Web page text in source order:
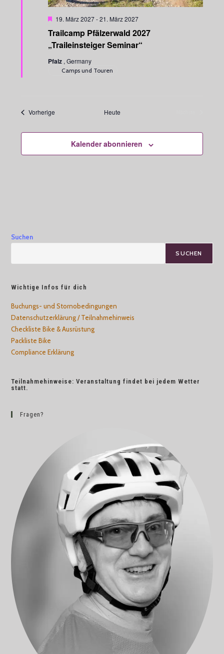
Trailcamp Pfälzerwald 2027
„Traileinsteiger Seminar“
H
r
v
o
r
19. März 2027-21. März 2027
Pfalz , Germany
Camps und Touren
VorherigeVeranstaltungen Heute
Kalender abonnieren
Suchen
SUCHEN
Wichtige Infos für dich
Buchungs- und Stornobedingungen
Datenschutzerklärung / Teilnahmehinweis
Checkliste Bike & Ausrüstung
Packliste Bike
Compliance Erklärung
Teilnahmehinweise: Veranstaltung findet bei jedem Wetter
statt.
Fragen?